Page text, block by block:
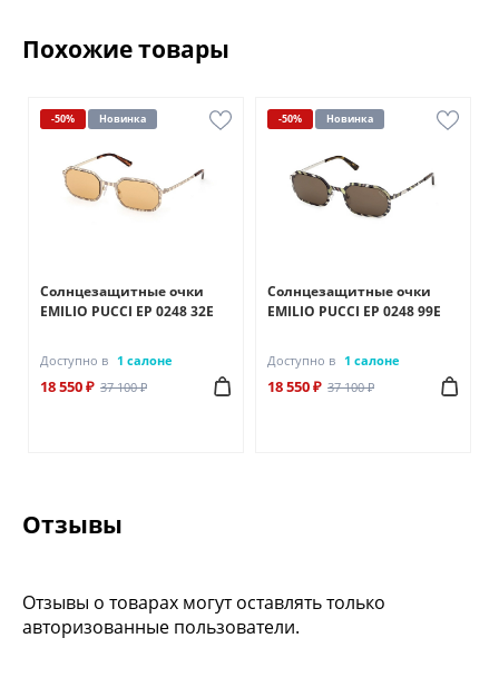
Похожие товары
-50% Новинка
Солнцезащитные очки
EMILIO PUCCI EP 0248 32E
Доступно в 1 салоне
18 550 ₽ 37 100 ₽
-50% Новинка
Солнцезащитные очки
EMILIO PUCCI EP 0248 99E
Доступно в 1 салоне
18 550 ₽ 37 100 ₽
Отзывы
Отзывы о товарах могут оставлять только
авторизованные пользователи.